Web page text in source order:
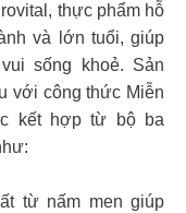
thực phẩm hỗ
và lớn tuổi, giúp
sống khoẻ. Sản
với công thức Miễn
kết hợp từ bộ ba
từ nấm men giúp